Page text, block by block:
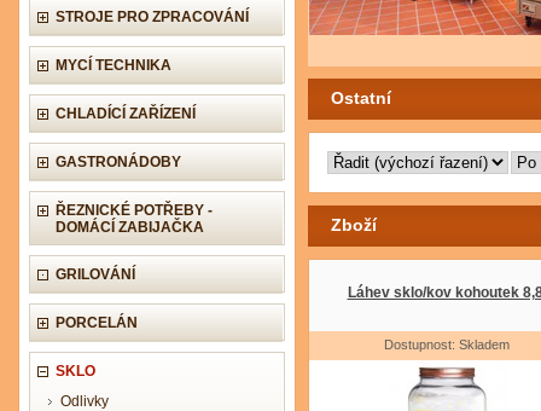
STROJE PRO ZPRACOVÁNÍ
MYCÍ TECHNIKA
CHLADÍCÍ ZAŘÍZENÍ
GASTRONÁDOBY
ŘEZNICKÉ POTŘEBY -
DOMÁCÍ ZABIJAČKA
GRILOVÁNÍ
PORCELÁN
SKLO
Odlivky
Ostatní
Zboží
Láhev sklo/kov kohoutek
Dostupnost: Skladem